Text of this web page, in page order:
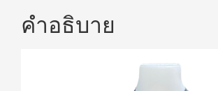
คำอธิบาย